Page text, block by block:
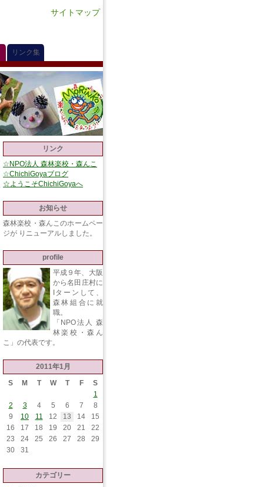
サイトマップ
リンク集
リンク
☆NPO法人 森林楽校・森んこ
☆ChichiGoyaブログ
☆ようこそChichiGoyaへ
お知らせ
森林楽校・森んこのホームペー
ジが りニューアルしました。
profile
平成９年、大阪
から名田庄村に
Iターンして、
森林組合に就
職。
「NPO法人 森
林楽校・森ん
こ」の代表です。
2011年1月
S
M T W T F
S
1
2
3 4 5 6 7
8
9
10 11 12 13 14
15
16
17 18 19 20 21
22
23
24 25 26 27 28
29
30
31
カテゴリー